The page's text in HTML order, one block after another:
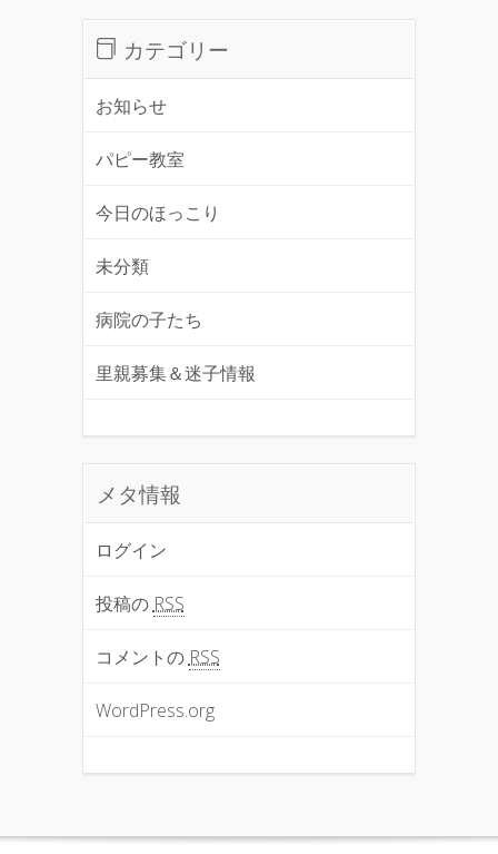
カテゴリー
お知らせ
パピー教室
今日のほっこり
未分類
病院の子たち
里親募集＆迷子情報
メタ情報
ログイン
投稿のRSS
コメントのRSS
WordPress.org